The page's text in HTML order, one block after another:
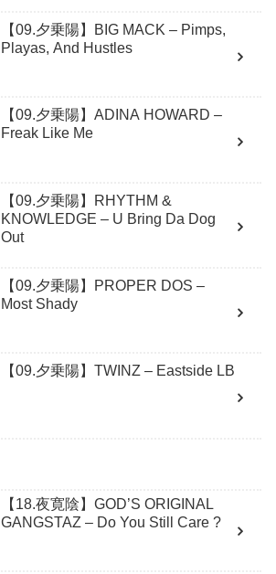
【09.夕乗陽】BIG MACK – Pimps,
Playas, And Hustles
【09.夕乗陽】ADINA HOWARD –
Freak Like Me
【09.夕乗陽】RHYTHM &
KNOWLEDGE – U Bring Da Dog
Out
【09.夕乗陽】PROPER DOS –
Most Shady
【09.夕乗陽】TWINZ – Eastside LB
【18.夜寛陰】GOD’S ORIGINAL
GANGSTAZ – Do You Still Care ?